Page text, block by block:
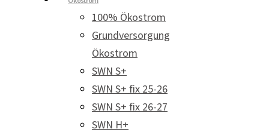
100% Ökostrom
Grundversorgung
Ökostrom
SWN S+
SWN S+ fix 25-26
SWN S+ fix 26-27
SWN H+